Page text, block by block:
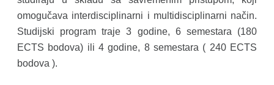
omogučava interdisciplinarni i multidisciplinarni način.
Studijski program traje 3 godine, 6 semestara (180
ECTS bodova) ili 4 godine, 8 semestara ( 240 ECTS
bodova ).